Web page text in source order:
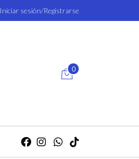
Iniciar sesión/Registrarse
0